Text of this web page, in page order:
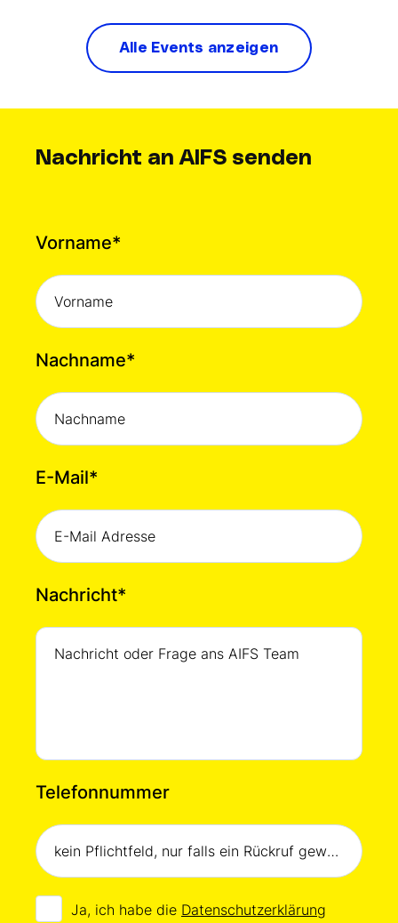
Alle Events anzeigen
Nachricht an AIFS senden
Vorname*
Nachname*
E-Mail*
Nachricht*
Telefonnummer
Ja, ich habe die Datenschutzerklärung